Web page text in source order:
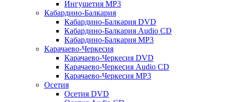
Ингушетия MP3
Кабардино-Балкария
Кабардино-Балкария DVD
Кабардино-Балкария Audio CD
Кабардино-Балкария MP3
Карачаево-Черкесия
Карачаево-Черкесия DVD
Карачаево-Черкесия Audio CD
Карачаево-Черкесия MP3
Осетия
Осетия DVD